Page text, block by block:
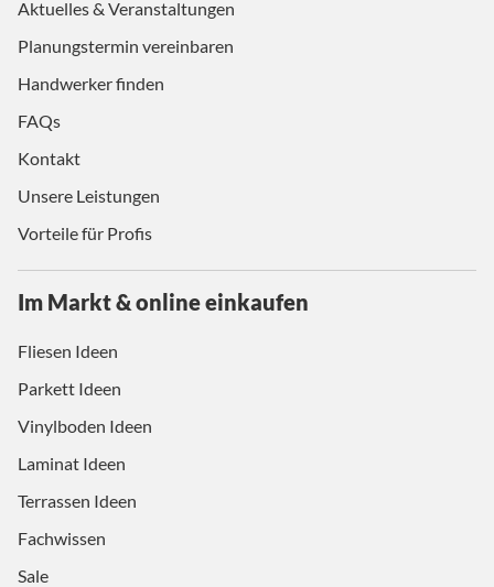
Aktuelles & Veranstaltungen
Planungstermin vereinbaren
Handwerker finden
FAQs
Kontakt
Unsere Leistungen
Vorteile für Profis
Im Markt & online einkaufen
Fliesen Ideen
Parkett Ideen
Vinylboden Ideen
Laminat Ideen
Terrassen Ideen
Fachwissen
Sale